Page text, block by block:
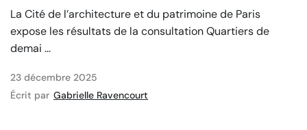
La Cité de l’architecture et du patrimoine de Paris
expose les résultats de la consultation Quartiers de
demai ...
23 décembre 2025
Écrit par Gabrielle Ravencourt